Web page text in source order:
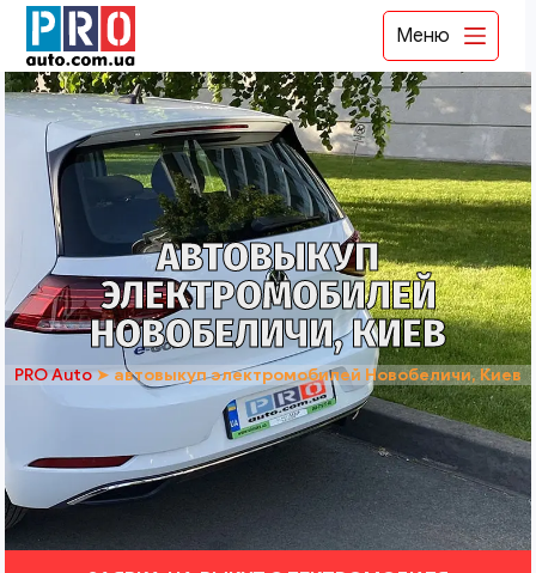
Меню
АВТОВЫКУП
ЭЛЕКТРОМОБИЛЕЙ
НОВОБЕЛИЧИ, КИЕВ
PRO Auto➤автовыкуп электромобилей Новобеличи, Киев